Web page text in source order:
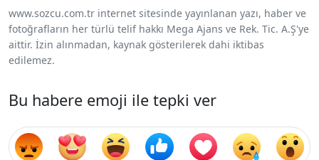
www.sozcu.com.tr internet sitesinde yayınlanan yazı, haber ve
fotoğrafların her türlü telif hakkı Mega Ajans ve Rek. Tic. A.Ş'ye
aittir. İzin alınmadan, kaynak gösterilerek dahi iktibas
edilemez.
Bu habere emoji ile tepki ver